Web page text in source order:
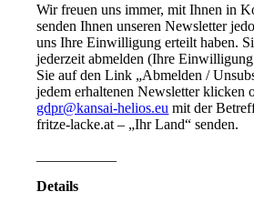
Wir freuen uns immer, mit Ihnen in
senden Ihnen unseren Newsletter
uns Ihre Einwilligung erteilt haben.
jederzeit abmelden (Ihre
Sie auf den Link „Abmelden /
jedem erhaltenen Newsletter klicken
gdpr@kansai-helios.eu mit der
fritze-lacke.at – „Ihr Land“ senden.
Details